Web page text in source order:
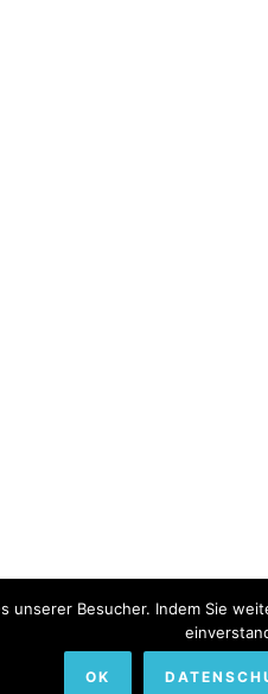
unserer Besucher. Indem Sie
OK